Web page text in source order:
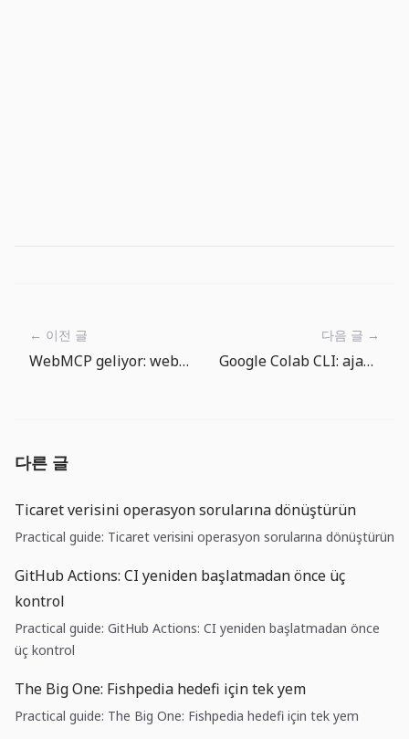
← 이전 글
WebMCP geliyor: web arayüzleri ajanlar için sözleşme sunmalı
다음 글 →
Google Colab CLI: ajanlara GPU vermeden önce kuralları koyun
다른 글
Ticaret verisini operasyon sorularına dönüştürün
Practical guide: Ticaret verisini operasyon sorularına dönüştürün
GitHub Actions: CI yeniden başlatmadan önce üç
kontrol
Practical guide: GitHub Actions: CI yeniden başlatmadan önce
üç kontrol
The Big One: Fishpedia hedefi için tek yem
Practical guide: The Big One: Fishpedia hedefi için tek yem